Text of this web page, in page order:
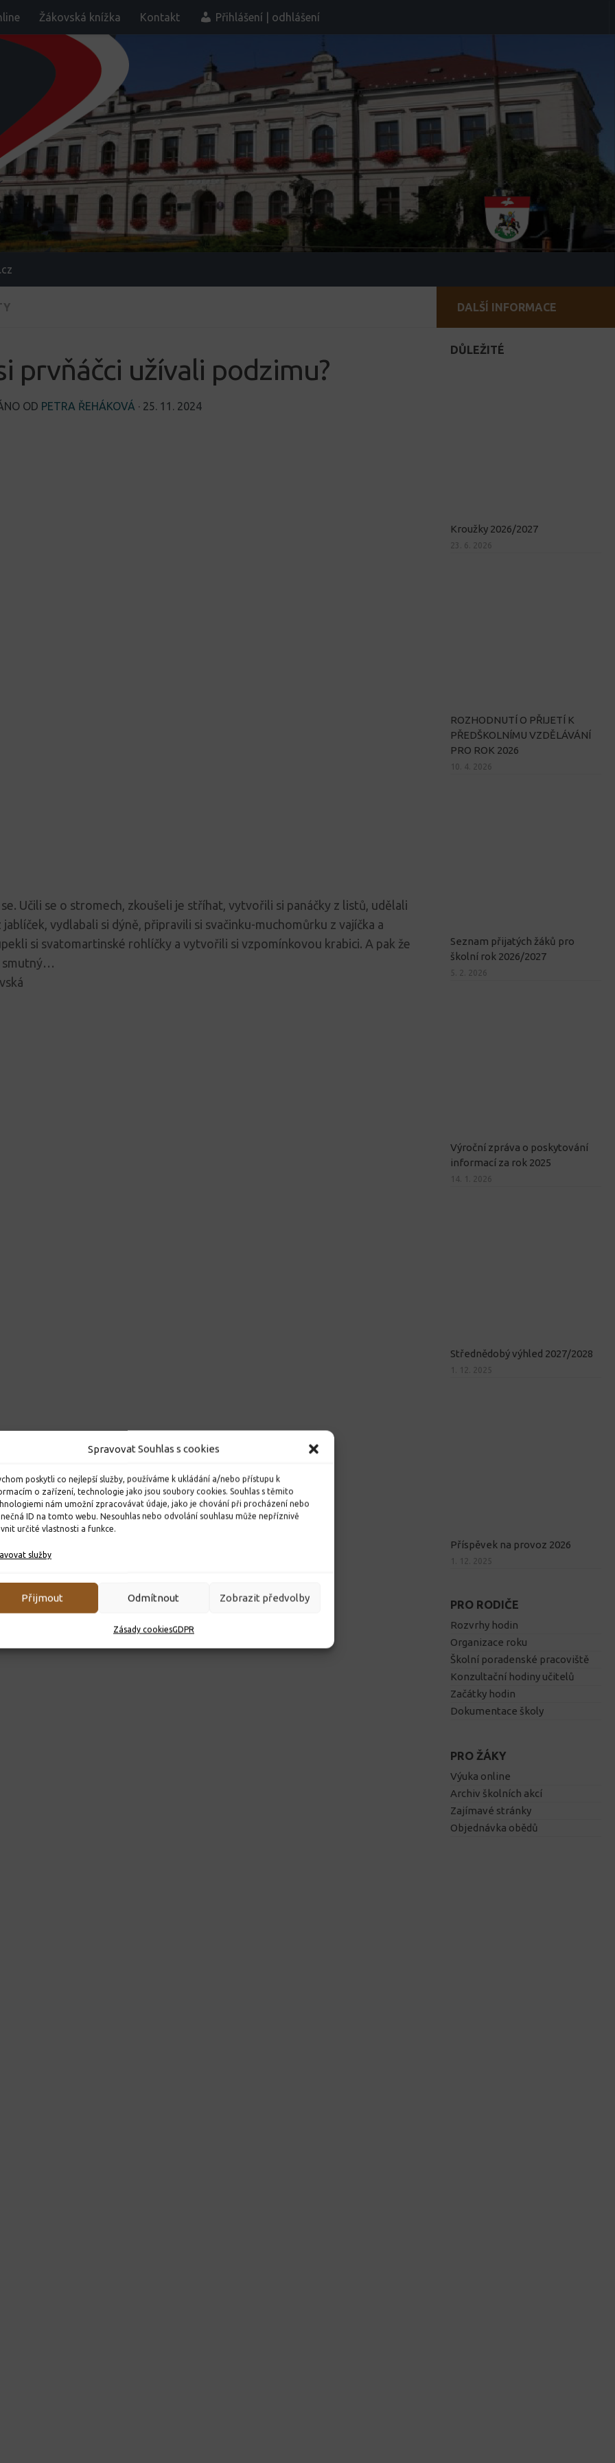
Spravovat Souhlas s cookies
poskytli co nejlepší služby, používáme k ukládání a/nebo přístupu k
o zařízení, technologie jako jsou soubory cookies. Souhlas s těmito
nám umožní zpracovávat údaje, jako je chování při procházení nebo
ID na tomto webu. Nesouhlas nebo odvolání souhlasu může nepříznivě
určité vlastnosti a funkce.
služby
Přijmout Odmítnout Zobrazit předvolby
Zásady cookiesGDPR
Žákovská knížka Kontakt Přihlášení | odhlášení
prvňáčci užívali podzimu?
OD PETRA ŘEHÁKOVÁ · 25. 11. 2024
Učili se o stromech, zkoušeli je stříhat, vytvořili si panáčky z listů, udělali
jablíček, vydlabali si dýně, připravili si svačinku-muchomůrku z vajíčka a
si svatomartinské rohlíčky a vytvořili si vzpomínkovou krabici. A pak že
smutný…
DALŠÍ INFORMACE
DŮLEŽITÉ
Kroužky 2026/2027
23. 6. 2026
ROZHODNUTÍ O PŘIJETÍ K
PŘEDŠKOLNÍMU VZDĚLÁVÁNÍ
PRO ROK 2026
10. 4. 2026
Seznam přijatých žáků pro
školní rok 2026/2027
5. 2. 2026
Výroční zpráva o poskytování
informací za rok 2025
14. 1. 2026
Střednědobý výhled 2027/2028
1. 12. 2025
Příspěvek na provoz 2026
1. 12. 2025
PRO RODIČE
Rozvrhy hodin
Organizace roku
Školní poradenské pracoviště
Konzultační hodiny učitelů
Začátky hodin
Dokumentace školy
PRO ŽÁKY
Výuka online
Archiv školních akcí
Zajímavé stránky
Objednávka obědů